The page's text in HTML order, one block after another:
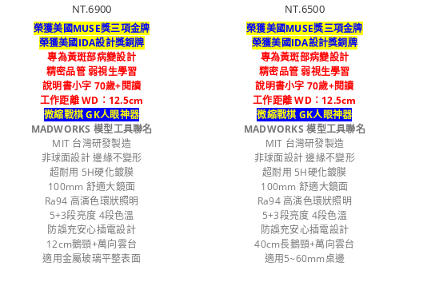
NT.6900
榮獲美國MUSE獎三項金牌
榮獲美國IDA設計獎銅牌
專為黃斑部病變設計
精密品管 弱視生學習
說明書小字 70歲+閱讀
工作距離 WD：12.5cm
微縮戰棋 GK人眼神器
MADWORKS 模型工具聯名
MIT 台灣研發製造
非球面設計 邊緣不變形
超耐用 5H硬化鍍膜
100mm 舒適大鏡面
Ra94 高演色環狀照明
5+3段亮度 4段色溫
防誤充安心插電設計
12cm鵝頸+萬向雲台
適用金屬玻璃平整表面
NT.6500
榮獲美國MUSE獎三項金牌
榮獲美國IDA設計獎銅牌
專為黃斑部病變設計
精密品管 弱視生學習
說明書小字 70歲+閱讀
工作距離 WD：12.5cm
微縮戰棋 GK人眼神器
MADWORKS 模型工具聯名
MIT 台灣研發製造
非球面設計 邊緣不變形
超耐用 5H硬化鍍膜
100mm 舒適大鏡面
Ra94 高演色環狀照明
5+3段亮度 4段色溫
防誤充安心插電設計
40cm長鵝頸+萬向雲台
適用5~60mm桌邊